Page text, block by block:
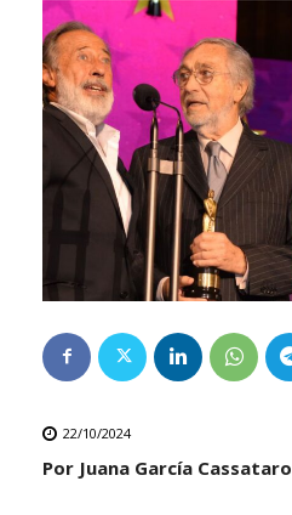
22/10/2024
Por Juana García Cassataro